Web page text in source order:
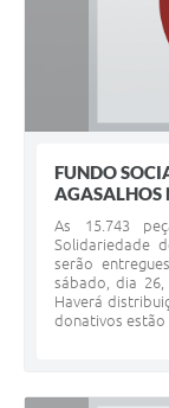
FUNDO
AGASALHOS
As 15.743
Solidariedade
serão
sábado, dia 26,
Haverá
donativos estão